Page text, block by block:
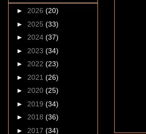
► 2026 (20)
► 2025 (33)
► 2024 (37)
► 2023 (34)
► 2022 (23)
► 2021 (26)
► 2020 (25)
► 2019 (34)
► 2018 (36)
► 2017 (34)